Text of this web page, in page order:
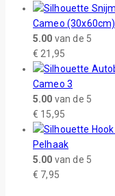
Cameo (30x60cm)
5.00 van de 5
€ 21,95
Cameo 3
5.00 van de 5
€ 15,95
Pelhaak
5.00 van de 5
€ 7,95